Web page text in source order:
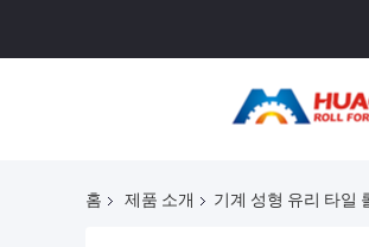
홈 제품 소개 기계 성형 유리 타일